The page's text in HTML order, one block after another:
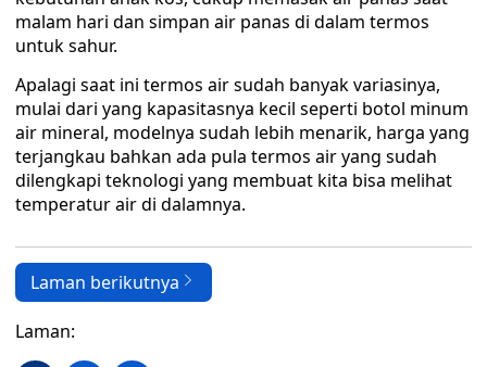
malam hari dan simpan air panas di dalam termos
untuk sahur.
Apalagi saat ini termos air sudah banyak variasinya,
mulai dari yang kapasitasnya kecil seperti botol minum
air mineral, modelnya sudah lebih menarik, harga yang
terjangkau bahkan ada pula termos air yang sudah
dilengkapi teknologi yang membuat kita bisa melihat
temperatur air di dalamnya.
Laman berikutnya
Laman: